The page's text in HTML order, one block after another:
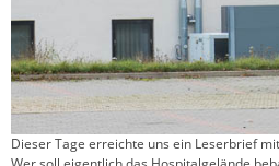
Dieser Tage erreichte uns ein Leserbrief